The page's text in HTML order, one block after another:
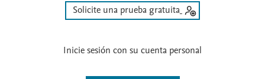
Elsevier España SLU, sus licenciantes y
colaboradores. Se reservan todos los derechos, incluidos los de minería
actualizada en: .
Configuración de cookies
Solicite una prueba gratuita
Inicie sesión con su cuenta personal